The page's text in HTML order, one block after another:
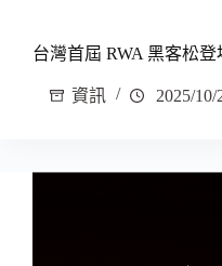
台灣首屆 RWA 黑客松
資訊 2025/10/